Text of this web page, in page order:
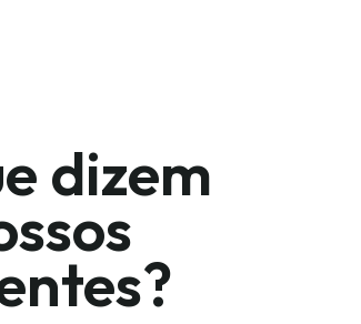
dizem